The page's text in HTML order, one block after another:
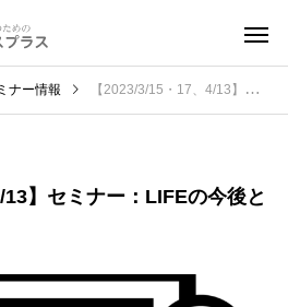
ナー情報 【2023/3/15・17、4/13】セミナー：LIFEの今後とその実践例
13】セミナー：LIFEの今後と